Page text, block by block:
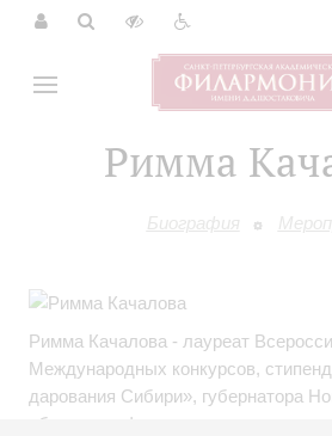
Римма
Биография
Римма Качалова - лауреат
Международных конкурсов,
дарования Сибири», губернатора
области в сфере культуры и